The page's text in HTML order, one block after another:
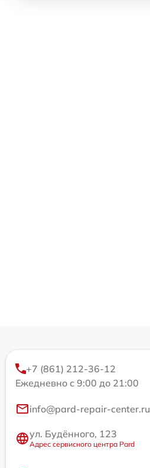
+7 (861) 212-36-12
Ежедневно с 9:00 до 21:00
info@pard-repair-center.ru
ул. Будённого, 123
Адрес сервисного центра Pard